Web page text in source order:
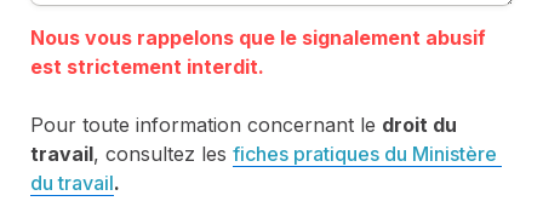
Nous vous rappelons que le signalement abusif
Pour toute information concernant le droit du
travail, consultez les fiches pratiques du Ministère
du travail